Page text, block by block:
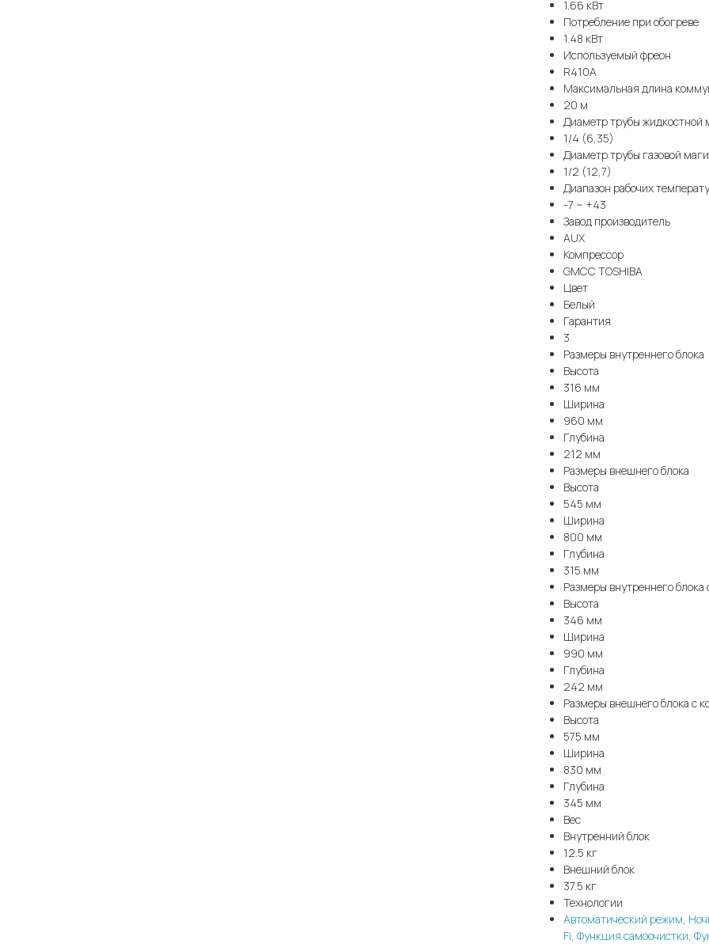
1.66 кВт
Потребление при обогреве
1.48 кВт
Используемый фреон
R410A
Максимальная длина
20 м
Диаметр трубы жидкостной
1/4 (6,35)
Диаметр трубы газовой
1/2 (12,7)
Диапазон рабочих
-7 ~ +43
Завод производитель
AUX
Компрессор
GMCC TOSHIBA
Цвет
Белый
Гарантия
3
Размеры внутреннего блока
Высота
316 мм
Ширина
960 мм
Глубина
212 мм
Размеры внешнего блока
Высота
545 мм
Ширина
800 мм
Глубина
315 мм
Размеры внутреннего блока
Высота
346 мм
Ширина
990 мм
Глубина
242 мм
Размеры внешнего блока с
Высота
575 мм
Ширина
830 мм
Глубина
345 мм
Вес
Внутренний блок
12.5 кг
Внешний блок
37.5 кг
Технологии
Автоматический режим
Fi Функция самоочистки